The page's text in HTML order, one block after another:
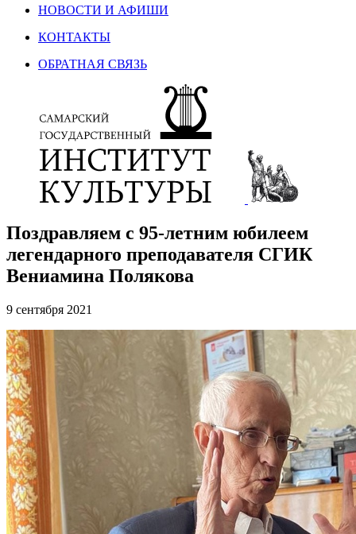
НОВОСТИ И АФИШИ
КОНТАКТЫ
ОБРАТНАЯ СВЯЗЬ
Поздравляем с 95-летним юбилеем
легендарного преподавателя СГИК
Вениамина Полякова
9 сентября 2021